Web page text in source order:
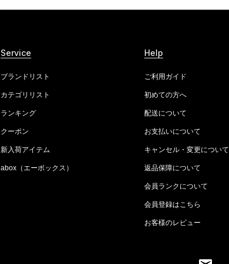
Service
ブランドリスト
カテゴリリスト
ランキング
クーポン
新入荷アイテム
abox（エーボックス）
Help
ご利用ガイド
初めての方へ
配送について
お支払いについて
キャンセル・変更について
返品保障について
会員ランクについて
会員登録はこちら
お客様のレビュー